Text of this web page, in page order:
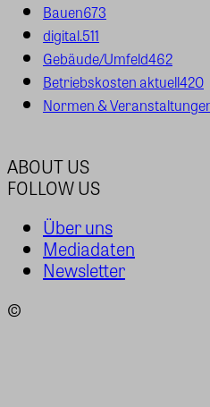
Bauen673
digital.511
Gebäude/Umfeld462
Betriebskosten aktuell420
Normen &
ABOUT US
FOLLOW US
Über uns
Mediadaten
Newsletter
©